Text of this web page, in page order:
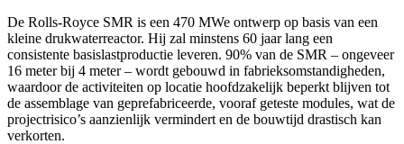
De Rolls-Royce SMR is een 470 MWe ontwerp op basis van een
kleine drukwaterreactor. Hij zal minstens 60 jaar lang een
consistente basislastproductie leveren. 90% van de SMR – ongeveer
16 meter bij 4 meter – wordt gebouwd in fabrieksomstandigheden,
waardoor de activiteiten op locatie hoofdzakelijk beperkt blijven tot
de assemblage van geprefabriceerde, vooraf geteste modules, wat de
projectrisico’s aanzienlijk vermindert en de bouwtijd drastisch kan
verkorten.